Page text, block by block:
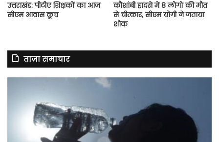
उत्तराखंड: पीटीए शिक्षकों का आज
सीएम आवास कूच
कौशांबी हादसे में 8 लोगों की मौत
से चीत्कार, सीएम योगी ने जताया
शोक
ताज़ा समाचार